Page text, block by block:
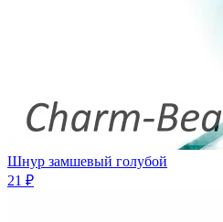
Шнур замшевый голубой
21 ₽